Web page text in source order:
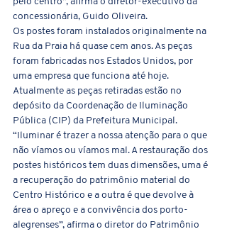
concessionária, Guido Oliveira.
Os postes foram instalados originalmente na
Rua da Praia há quase cem anos. As peças
foram fabricadas nos Estados Unidos, por
uma empresa que funciona até hoje.
Atualmente as peças retiradas estão no
depósito da Coordenação de Iluminação
Pública (CIP) da Prefeitura Municipal.
“Iluminar é trazer a nossa atenção para o que
não víamos ou víamos mal. A restauração dos
postes históricos tem duas dimensões, uma é
a recuperação do patrimônio material do
Centro Histórico e a outra é que devolve à
área o apreço e a convivência dos porto-
alegrenses”, afirma o diretor do Patrimônio